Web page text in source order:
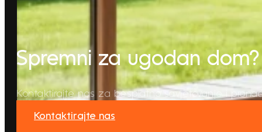
Spremni za ugodan dom?
Kontaktirajte nas za besplatno savjetovanje i
Kontaktirajte nas